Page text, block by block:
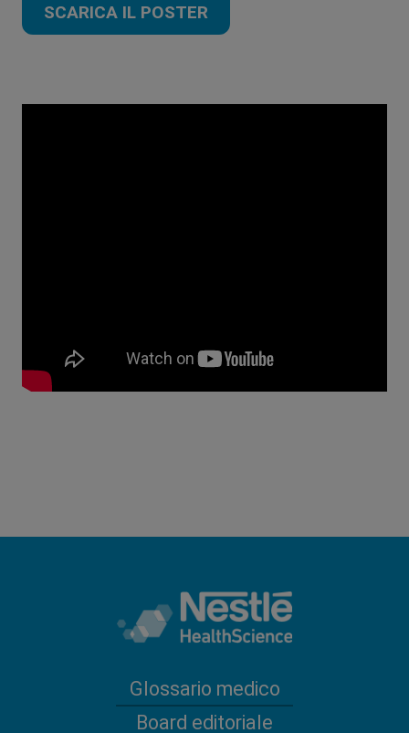
SCARICA IL POSTER
Glossario medico
Board editoriale